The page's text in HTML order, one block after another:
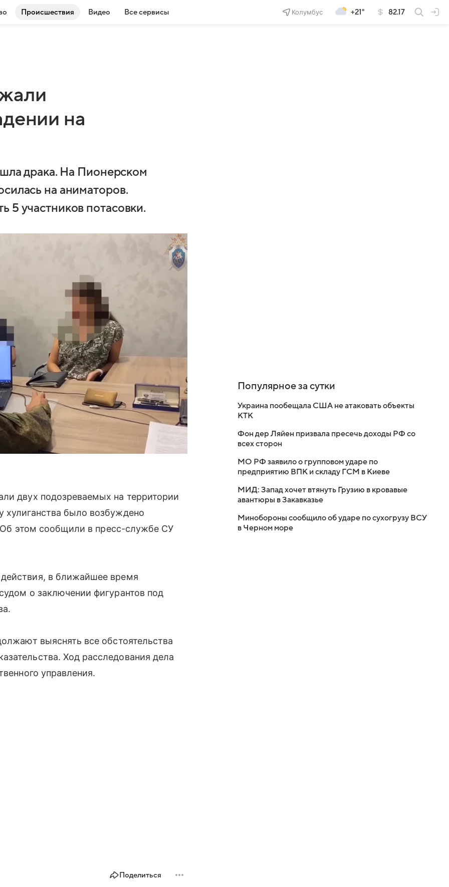
Происшествия Видео Все сервисы Колумбус +21° 82.17
на
драка. На Пионерском
на аниматоров.
5 участников потасовки.
двух подозреваемых на территории
хулиганства было возбуждено
Об этом сообщили в пресс-службе СУ
в ближайшее время
о заключении фигурантов под
выяснять все обстоятельства
Ход расследования дела
управления.
Поделиться
Популярное за сутки
Украина пообещала США не атаковать объекты
КТК
Фон дер Ляйен призвала пресечь доходы РФ со
всех сторон
МО РФ заявило о групповом ударе по
предприятию ВПК и складу ГСМ в Киеве
МИД: Запад хочет втянуть Грузию в кровавые
авантюры в Закавказье
Минобороны сообщило об ударе по сухогрузу ВСУ
в Черном море